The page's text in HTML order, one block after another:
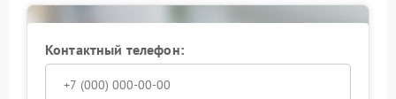
Контактный телефон: